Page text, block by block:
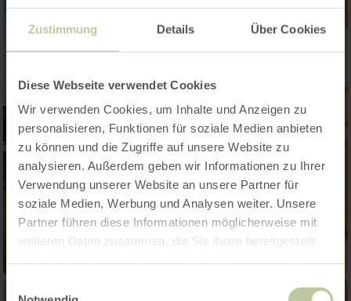
Zustimmung Details Über Cookies
Diese Webseite verwendet Cookies
Wir verwenden Cookies, um Inhalte und Anzeigen zu
personalisieren, Funktionen für soziale Medien anbieten
zu können und die Zugriffe auf unsere Website zu
analysieren. Außerdem geben wir Informationen zu Ihrer
Verwendung unserer Website an unsere Partner für
soziale Medien, Werbung und Analysen weiter. Unsere
Partner führen diese Informationen möglicherweise mit
weiteren Daten zusammen, die Sie ihnen bereitgestellt